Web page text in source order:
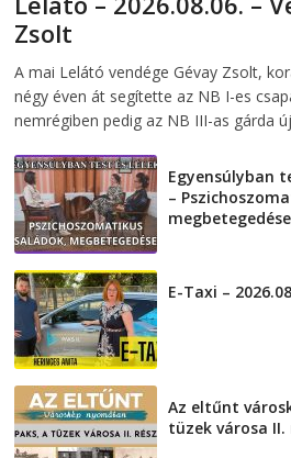
Zsolt
A mai Lelátó vendége Gévay Zsolt,
négy éven át segítette az NB I-es
nemrégiben pedig az NB III-as gárda
Egyensúlyban
–
E-Taxi –
Az eltűnt
tüzek városa II.